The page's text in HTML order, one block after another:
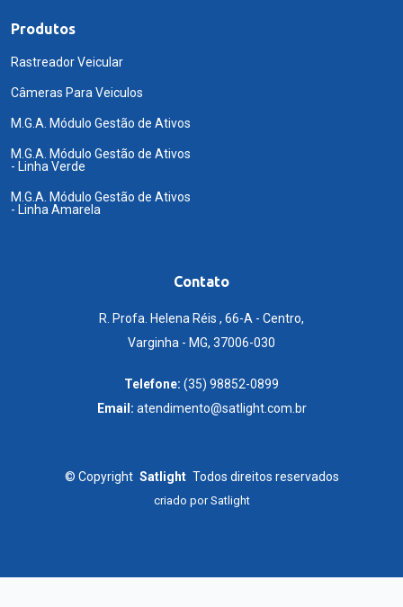
Produtos
Rastreador Veicular
Câmeras Para Veiculos
M.G.A. Módulo Gestão de Ativos
M.G.A. Módulo Gestão de Ativos
- Linha Verde
M.G.A. Módulo Gestão de Ativos
- Linha Amarela
Contato
R. Profa. Helena Réis , 66-A - Centro,
Varginha - MG, 37006-030
Telefone: (35) 98852-0899
Email: atendimento@satlight.com.br
© Copyright Satlight Todos direitos reservados
criado porSatlight